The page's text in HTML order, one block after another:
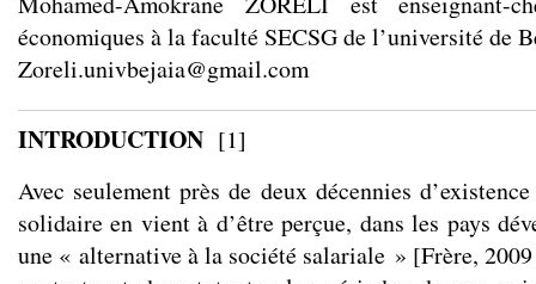
économiques à la faculté SECSG de l’université de
Zoreli.univbejaia@gmail.com
INTRODUCTION [1]
Avec seulement près de deux décennies
solidaire en vient à d’être perçue, dans les pays
une « alternative à la société salariale » [Frère,